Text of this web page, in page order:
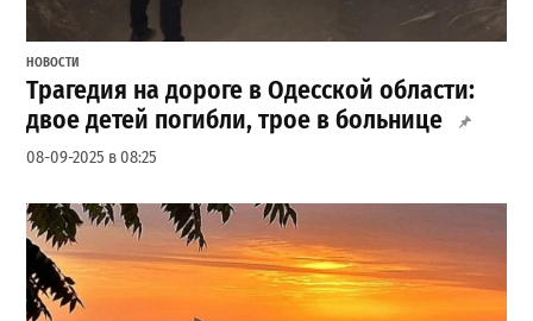
НОВОСТИ
Трагедия на дороге в Одесской области:
двое детей погибли, трое в больнице
08-09-2025 в 08:25